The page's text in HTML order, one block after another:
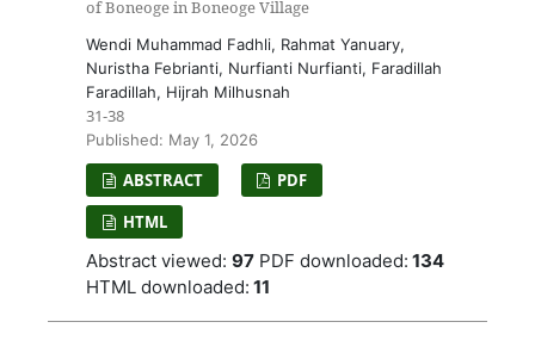
of Boneoge in Boneoge Village
Wendi Muhammad Fadhli, Rahmat Yanuary,
Nuristha Febrianti, Nurfianti Nurfianti, Faradillah
Faradillah, Hijrah Milhusnah
31-38
Published: May 1, 2026
ABSTRACT
PDF
HTML
Abstract viewed: 97 PDF downloaded: 134
HTML downloaded: 11